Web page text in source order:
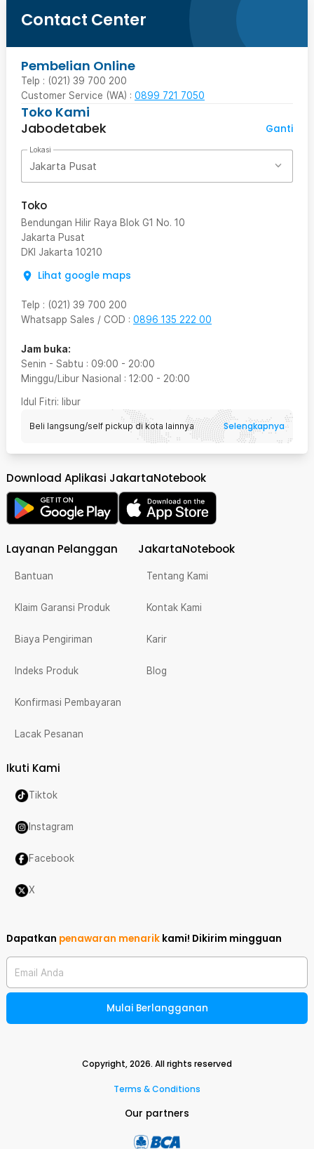
Contact Center
Pembelian Online
Telp : (021) 39 700 200
Customer Service (WA) : 0899 721 7050
Toko Kami
Jabodetabek
Ganti
Lokasi
Jakarta Pusat
Toko
Bendungan Hilir Raya Blok G1 No. 10
Jakarta Pusat
DKI Jakarta 10210
Lihat google maps
Telp : (021) 39 700 200
Whatsapp Sales / COD : 0896 135 222 00
Jam buka:
Senin - Sabtu : 09:00 - 20:00
Minggu/Libur Nasional : 12:00 - 20:00
Idul Fitri: libur
Beli langsung/self pickup di kota lainnya Selengkapnya
Download Aplikasi JakartaNotebook
Layanan Pelanggan
Bantuan
Klaim Garansi Produk
Biaya Pengiriman
Indeks Produk
Konfirmasi Pembayaran
Lacak Pesanan
JakartaNotebook
Tentang Kami
Kontak Kami
Karir
Blog
Ikuti Kami
Tiktok
Instagram
Facebook
X
Dapatkan penawaran menarik kami! Dikirim mingguan
Email Anda
Mulai Berlangganan
Copyright,2026. All rights reserved
Terms & Conditions
Our partners